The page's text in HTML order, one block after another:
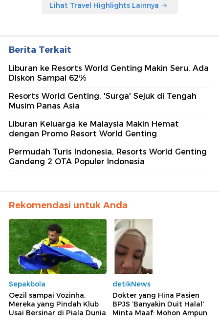
Lihat Travel Highlights Lainnya
Berita Terkait
Liburan ke Resorts World Genting Makin Seru, Ada
Diskon Sampai 62%
Resorts World Genting, 'Surga' Sejuk di Tengah
Musim Panas Asia
Liburan Keluarga ke Malaysia Makin Hemat
dengan Promo Resort World Genting
Permudah Turis Indonesia, Resorts World Genting
Gandeng 2 OTA Populer Indonesia
Rekomendasi untuk Anda
Sepakbola
Oezil sampai Vozinha,
Mereka yang Pindah Klub
Usai Bersinar di Piala Dunia
detikNews
Dokter yang Hina Pasien
BPJS 'Banyakin Duit Halal'
Minta Maaf: Mohon Ampun